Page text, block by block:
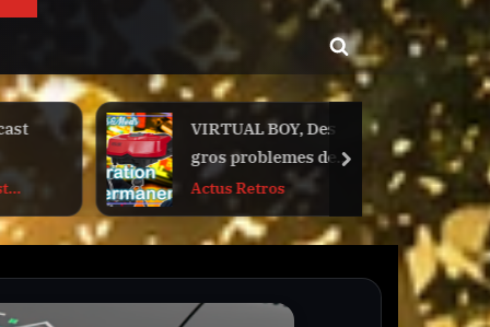
Toggle
search
form
VIRTUAL BOY, Des
gros problemes de
nappes
Actus Retros
next